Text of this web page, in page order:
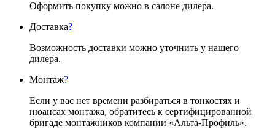
Оформить покупку можно в салоне дилера.
Доставка?
Возможность доставки можно уточнить у нашего
дилера.
Монтаж?
Если у вас нет времени разбираться в тонкостях и
нюансах монтажа, обратитесь к сертифицированной
бригаде монтажников компании «Альта-Профиль».